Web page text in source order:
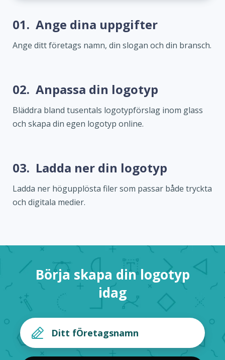
01. Ange dina uppgifter
Ange ditt företags namn, din slogan och din bransch.
02. Anpassa din logotyp
Bläddra bland tusentals logotypförslag inom glass
och skapa din egen logotyp online.
03. Ladda ner din logotyp
Ladda ner högupplösta filer som passar både tryckta
och digitala medier.
Börja skapa din logotyp
idag